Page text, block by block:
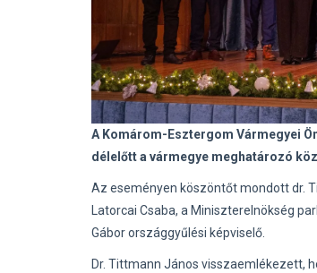
A Komárom-Esztergom Vármegyei
délelőtt a vármegye meghatározó
Az eseményen köszöntőt mondott dr.
Latorcai Csaba, a Miniszterelnökség
Gábor országgyűlési képviselő.
Dr. Tittmann János visszaemlékezett,